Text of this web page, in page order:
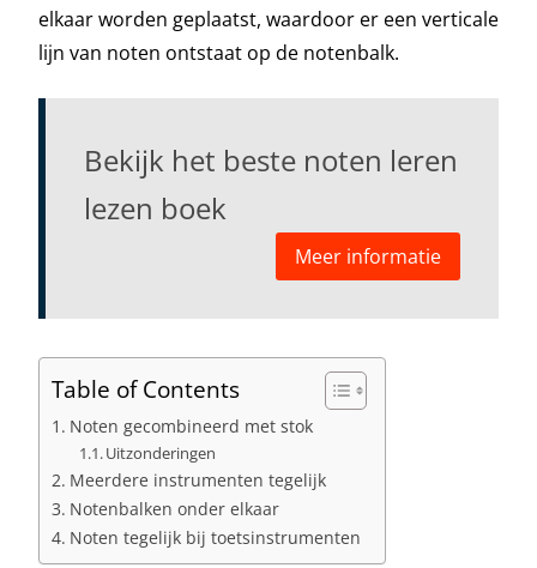
elkaar worden geplaatst, waardoor er een verticale
lijn van noten ontstaat op de notenbalk.
Bekijk het beste noten leren
lezen boek
Meer informatie
Table of Contents
Noten gecombineerd met stok
Uitzonderingen
Meerdere instrumenten tegelijk
Notenbalken onder elkaar
Noten tegelijk bij toetsinstrumenten